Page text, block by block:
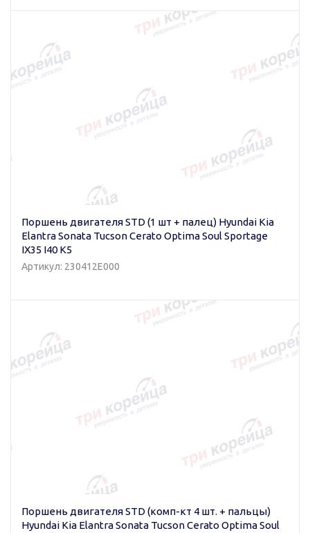
Поршень двигателя STD (1 шт + палец) Hyundai Kia
Elantra Sonata Tucson Cerato Optima Soul Sportage
IX35 I40 K5
Артикул: 230412E000
Поршень двигателя STD (комп-кт 4 шт. + пальцы)
Hyundai Kia Elantra Sonata Tucson Cerato Optima Soul